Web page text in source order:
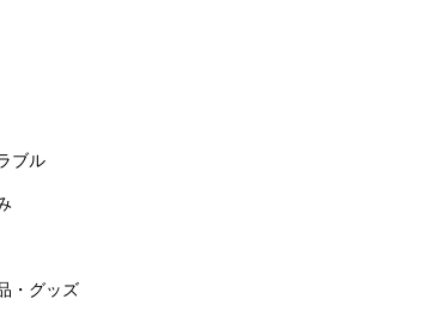
ブル
・グッズ